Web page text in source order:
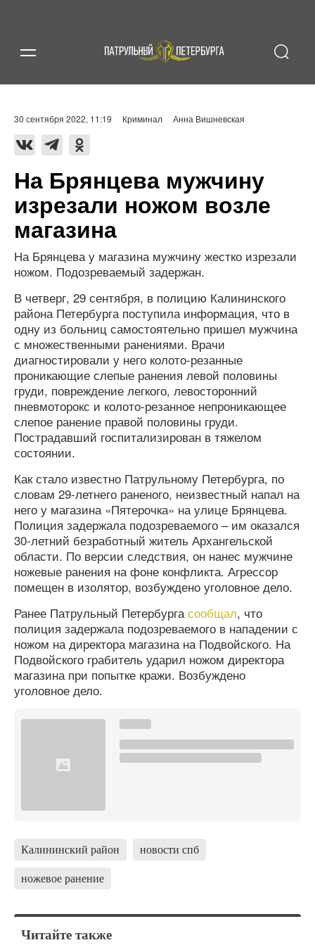
30 сентября 2022, 11:19 Криминал Анна Вишневская
На Брянцева мужчину
изрезали ножом возле
магазина
На Брянцева у магазина мужчину жестко изрезали
ножом. Подозреваемый задержан.
В четверг, 29 сентября, в полицию Калининского
района Петербурга поступила информация, что в
одну из больниц самостоятельно пришел мужчина
с множественными ранениями. Врачи
диагностировали у него колото-резанные
проникающие слепые ранения левой половины
груди, повреждение легкого, левосторонний
пневмоторокс и колото-резанное непроникающее
слепое ранение правой половины груди.
Пострадавший госпитализирован в тяжелом
состоянии.
Как стало известно Патрульному Петербурга, по
словам 29-летнего раненого, неизвестный напал на
него у магазина «Пятерочка» на улице Брянцева.
Полиция задержала подозреваемого – им оказался
30-летний безработный житель Архангельской
области. По версии следствия, он нанес мужчине
ножевые ранения на фоне конфликта. Агрессор
помещен в изолятор, возбуждено уголовное дело.
Ранее Патрульный Петербургасообщал, что
полиция задержала подозреваемого в нападении с
ножом на директора магазина на Подвойского. На
Подвойского грабитель ударил ножом директора
магазина при попытке кражи. Возбуждено
уголовное дело.
Калининский район
новости спб
ножевое ранение
Читайте также